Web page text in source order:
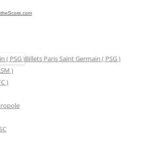
Billets Paris Saint Germain ( PSG )
)
)